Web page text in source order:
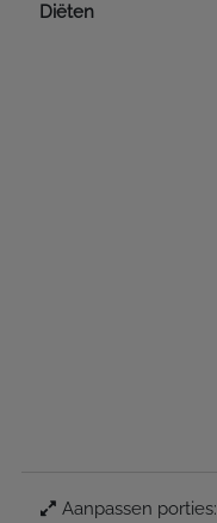
Diëten
Aanpassen porties: